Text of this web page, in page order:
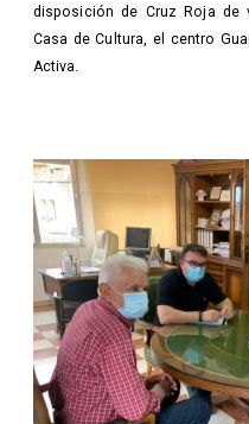
disposición de Cruz Roja
Casa de Cultura, el centro
Activa.